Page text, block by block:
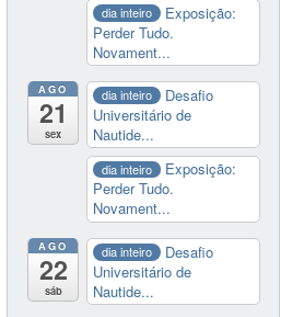
dia inteiro
Exposição:
Perder Tudo.
Novament...
AGO
21
sex
dia inteiro
Desafio
Universitário de
Nautide...
dia inteiro
Exposição:
Perder Tudo.
Novament...
AGO
22
sáb
dia inteiro
Desafio
Universitário de
Nautide...